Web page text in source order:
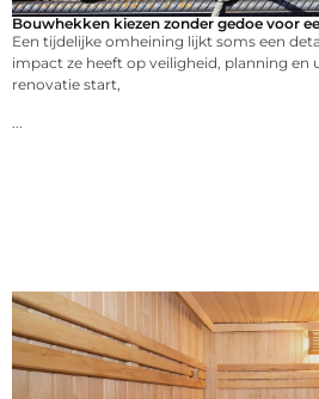
Bouwhekken kiezen zonder gedoe voor
Een tijdelijke omheining lijkt soms een
impact ze heeft op veiligheid, planning en
renovatie start,
...